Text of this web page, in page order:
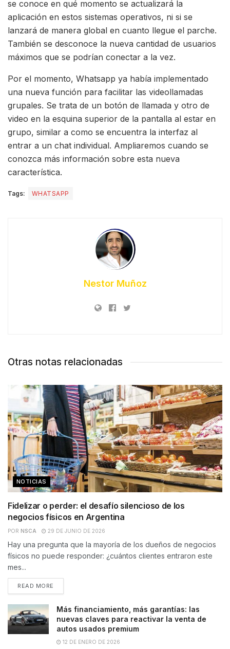
se conoce en qué momento se actualizará la
aplicación en estos sistemas operativos, ni si se
lanzará de manera global en cuanto llegue el parche.
También se desconoce la nueva cantidad de usuarios
máximos que se podrían conectar a la vez.
Por el momento, Whatsapp ya había implementado
una nueva función para facilitar las videollamadas
grupales. Se trata de un botón de llamada y otro de
video en la esquina superior de la pantalla al estar en
grupo, similar a como se encuentra la interfaz al
entrar a un chat individual. Ampliaremos cuando se
conozca más información sobre esta nueva
característica.
Tags: WHATSAPP
Nestor Muñoz
Otras notas relacionadas
NOTICIAS
Fidelizar o perder: el desafío silencioso de los
negocios físicos en Argentina
POR NSCA 29 DE JUNIO DE 2026
Hay una pregunta que la mayoría de los dueños de negocios
físicos no puede responder: ¿cuántos clientes entraron este
mes...
READ MORE
Más financiamiento, más garantías: las
nuevas claves para reactivar la venta de
autos usados premium
12 DE ENERO DE 2026